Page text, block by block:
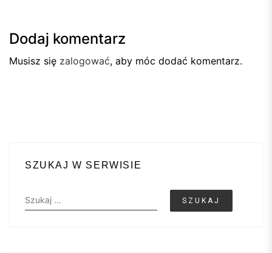
Dodaj komentarz
Musisz się zalogować, aby móc dodać komentarz.
SZUKAJ W SERWISIE
Szukaj: